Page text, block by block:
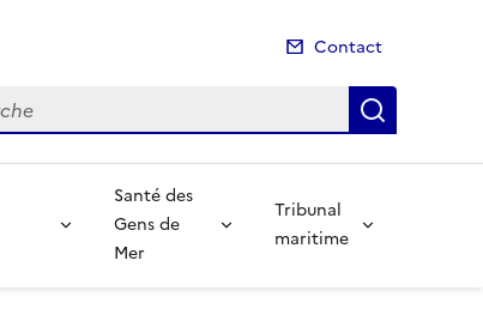
Contact
Santé des
Gens de
Mer
Tribunal
maritime